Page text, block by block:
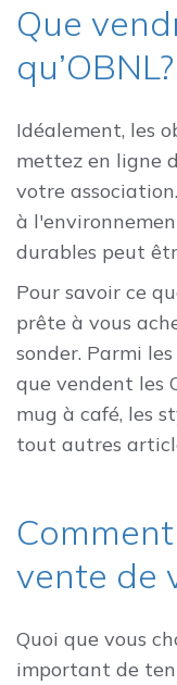
Que
qu’OBNL?
Idéalement, les
mettez en ligne
votre
à
durables peut
Pour savoir ce
prête à vous
sonder. Parmi
que vendent les
mug à café, les
tout autres
vente de
Quoi que vous
important de